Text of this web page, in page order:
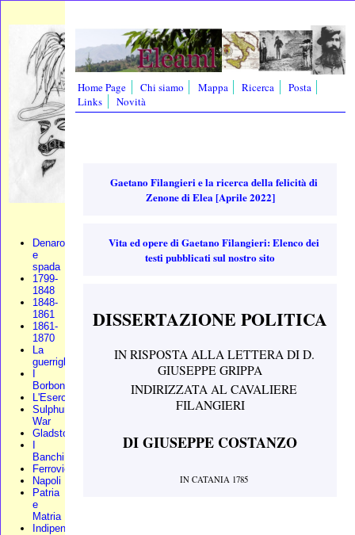
Denaro
e
spada
1799-
1848
1848-
1861
1861-
1870
La
guerriglia
Borbone
L'Esercito
Sulphur
War
Gladstone
Banchi
Ferrovie
Napoli
Patria
e
Matria
Indipendenza
Home Page Chi siamo Mappa Ricerca
Posta
Links
Novità
Gaetano Filangieri e la ricerca della felicità di
Zenone di Elea [Aprile 2022]
Vita ed opere di Gaetano Filangieri: Elenco dei
testi pubblicati sul nostro sito
DISSERTAZIONE POLITICA
IN RISPOSTA ALLA LETTERA DI D.
GIUSEPPE GRIPPA
INDIRIZZATA AL CAVALIERE
FILANGIERI
DIGIUSEPPE COSTANZO
IN CATANIA 1785